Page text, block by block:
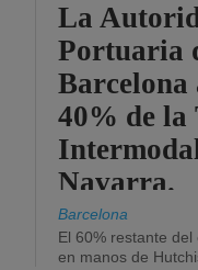
La
Portuaria
40% de la
Navarra.
Barcelona
El 60% restante
en manos de